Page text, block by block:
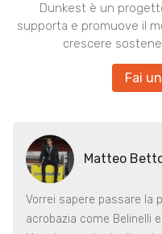
Dunkest è un
supporta e promuove il
crescere
Fai
Matteo
Vorrei sapere passare la
acrobazia come Belinelli